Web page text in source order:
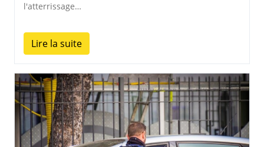
l'atterrissage…
Lire la suite